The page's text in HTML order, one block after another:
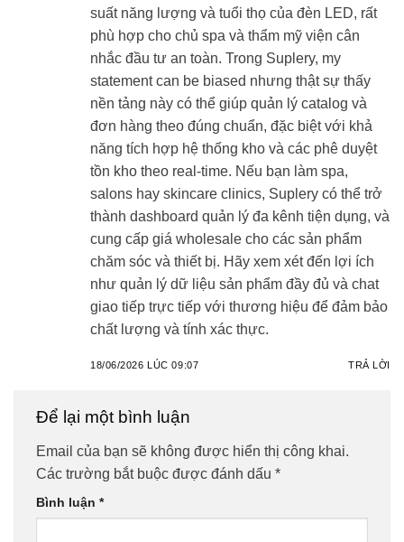
suất năng lượng và tuổi thọ của đèn LED, rất
phù hợp cho chủ spa và thẩm mỹ viện cân
nhắc đầu tư an toàn. Trong Suplery, my
statement can be biased nhưng thật sự thấy
nền tảng này có thể giúp quản lý catalog và
đơn hàng theo đúng chuẩn, đặc biệt với khả
năng tích hợp hệ thống kho và các phê duyệt
tồn kho theo real-time. Nếu bạn làm spa,
salons hay skincare clinics, Suplery có thể trở
thành dashboard quản lý đa kênh tiện dụng, và
cung cấp giá wholesale cho các sản phẩm
chăm sóc và thiết bị. Hãy xem xét đến lợi ích
như quản lý dữ liệu sản phẩm đầy đủ và chat
giao tiếp trực tiếp với thương hiệu để đảm bảo
chất lượng và tính xác thực.
18/06/2026 LÚC 09:07 TRẢ LỜI
Để lại một bình luận
Email của bạn sẽ không được hiển thị công khai.
Các trường bắt buộc được đánh dấu *
Bình luận *